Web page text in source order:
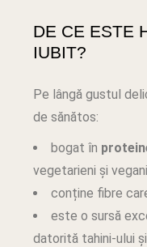
DE CE ESTE
IUBIT?
Pe lângă gustul
de sănătos:
bogat în
vegetarieni și
conține fibre
este o sursă
datorită tahini-ului